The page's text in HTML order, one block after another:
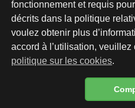
Politique de
fonctionnement et requis
décrits dans la politique
voulez obtenir plus
accord à l’utilisation, veuillez
politique sur les cookies.
Protection